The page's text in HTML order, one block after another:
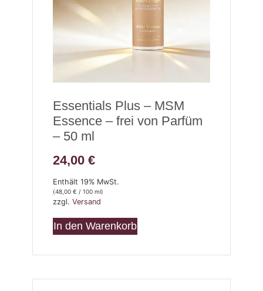
Essentials Plus – MSM
Essence – frei von Parfüm
– 50 ml
24,00 €
Enthält 19% MwSt.
(48,00 € / 100 ml)
zzgl. Versand
In den Warenkorb